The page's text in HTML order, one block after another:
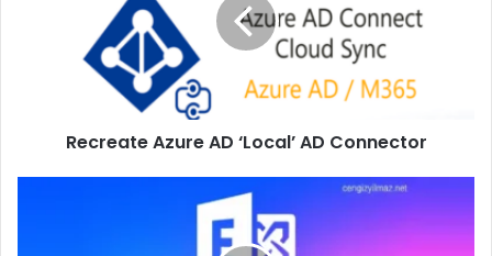
AD Connector
Recreate Azure AD ‘Local’ AD Connector